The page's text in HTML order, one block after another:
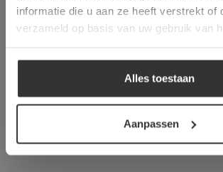
informatie die u aan ze heeft verstrekt of
verzameld op basis van uw gebruik van
Alles toestaan
Aanpassen
ALLES ACCEPTEREN
ALLES AFWIJZEN
DETAILS WEERGEVEN